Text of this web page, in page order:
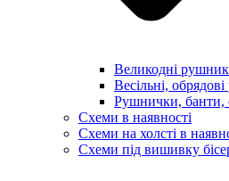
Великодні
Весільні,
Рушнички, банти,
Схеми в наявності
Схеми на холсті в
Схеми під вишивку